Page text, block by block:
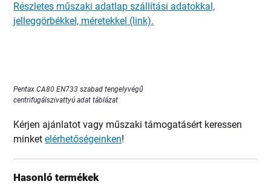
Részletes műszaki adatlap szállítási adatokkal,
jelleggörbékkel, méretekkel (link).
Pentax CA80 EN733 szabad tengelyvégű
centrifugálszivattyú adat táblázat
Kérjen ajánlatot vagy műszaki támogatásért keressen
minketelérhetőségeinken!
Hasonló termékek